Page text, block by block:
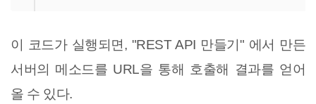
이 코드가 실행되면, "REST API 만들기" 에서 만든
서버의 메소드를 URL을 통해 호출해 결과를 얻어
올 수 있다.